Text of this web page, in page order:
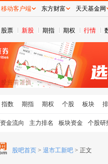
股票 新股 期指 期权 行情
指数 期指 期权 个股 板块
资金流向 主力排名 板块资金 个股研
股吧首页 > 退市工新吧 > 正文
移动客户端 东方财富 天天基金网